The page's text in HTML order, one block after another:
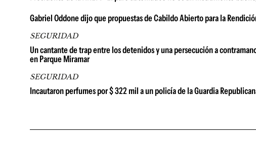
Gabriel Oddone dijo que propuestas de Cabildo Abierto para la
SEGURIDAD
Un cantante de trap entre los detenidos y una persecución a
en Parque Miramar
SEGURIDAD
Incautaron perfumes por $ 322 mil a un policía de la Guardia